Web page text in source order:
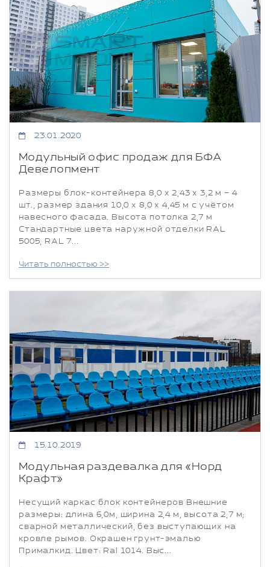
23.01.2020
Модульный офис продаж для БФА
Девелопмент
Размеры блок-контейнера 8,0 х 2,43 х 3,2 м – 4
шт., размер здания 10,0 х 8,0 х 4,45 м с учётом
навесного фасада. Высота потолка 2,7 м
Стандартные цвета наружной отделки RAL
5005, RAL 7...
Читать полностью >>
15.10.2019
Модульная раздевалка для «Норд
Крафт»
Несущий каркас блок контейнеров Внешние
размеры: длина 6,0м, ширина 2,4 м, высота 2,7 м;
сварной металлический, без выступающих на
кровле рымов. Окрашен грунт-эмалью
Прималкид. Цвет: Ral 1014. Выс...